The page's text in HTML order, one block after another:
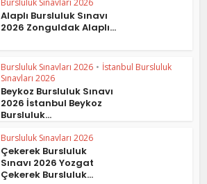
Alaplı Bursluluk Sınavı
2026 Zonguldak Alaplı...
Bursluluk Sınavları 2026 • İstanbul Bursluluk
Sınavları 2026
Beykoz Bursluluk Sınavı
2026 İstanbul Beykoz
Bursluluk...
Bursluluk Sınavları 2026
Çekerek Bursluluk
Sınavı 2026 Yozgat
Çekerek Bursluluk...